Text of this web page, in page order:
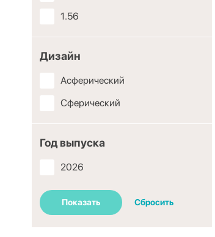
1.56
Дизайн
Асферический
Сферический
Год выпуска
2026
Показать Сбросить